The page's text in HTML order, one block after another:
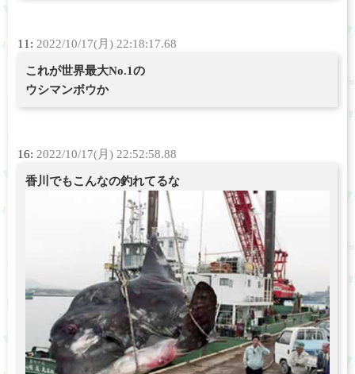
11: 2022/10/17(月) 22:18:17.68
これが世界最大No.1の
ウシマンボウか
16: 2022/10/17(月) 22:52:58.88
香川でもこんなの釣れてるな